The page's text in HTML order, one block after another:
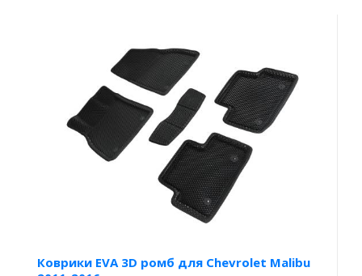
Коврики EVA 3D ромб для Chevrolet Malibu